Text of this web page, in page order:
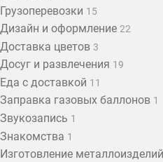
Грузоперевозки 15
Дизайн и оформление 22
Доставка цветов 3
Досуг и развлечения 19
Еда с доставкой 11
Заправка газовых баллонов 1
Звукозапись 1
Знакомства 1
Изготовление металлоизделий